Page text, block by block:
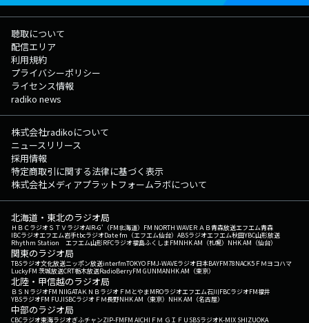
聴取について
配信エリア
利用規約
プライバシーポリシー
ライセンス情報
radiko news
株式会社radikoについて
ニュースリリース
採用情報
特定商取引に関する法律に基づく表示
株式会社メディアプラットフォームラボについて
北海道・東北のラジオ局
ＨＢＣラジオＳＴＶラジオAIR-G'（FM北海道） FM NORTH WAVEＲＡＢ青森放送エフエム青森
IBCラジオエフエム岩手tbcラジオDate fm（エフエム仙台） ABSラジオエフエム秋田YBC山形放送
Rhythm Station エフエム山形RFCラジオ福島ふくしまFMNHK AM（札幌） NHK AM（仙台）
関東のラジオ局
TBSラジオ文化放送ニッポン放送interfmTOKYO FMJ-WAVEラジオ日本BAYFM78NACK5 ＦＭヨコハマ
LuckyFM 茨城放送CRT栃木放送RadioBerryFM GUNMANHK AM（東京）
北陸・甲信越のラジオ局
ＢＳＮラジオFM NIIGATAＫＮＢラジオ ＦＭとやまMROラジオエフエム石川FBCラジオFM福井
YBSラジオFM FUJISBCラジオ ＦＭ長野NHK AM（東京） NHK AM（名古屋）
中部のラジオ局
CBCラジオ東海ラジオぎふチャンZIP-FMFM AICHI ＦＭ ＧＩＦＵ SBSラジオK-MIX SHIZUOKA